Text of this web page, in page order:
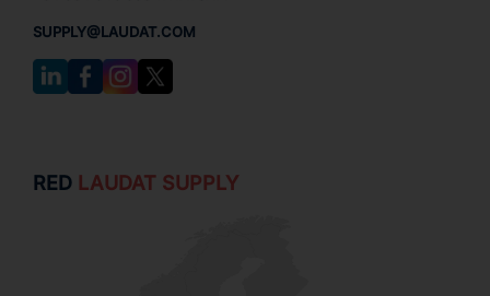
SUPPLY@LAUDAT.COM
RED LAUDAT SUPPLY